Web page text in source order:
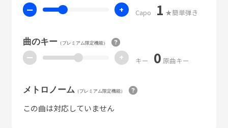
ー + Capo 1 ★簡単弾き
曲のキー（プレミアム限定機能）
ー + キー 0 原曲キー
メトロノーム （プレミアム限定機能）
この曲は対応していません